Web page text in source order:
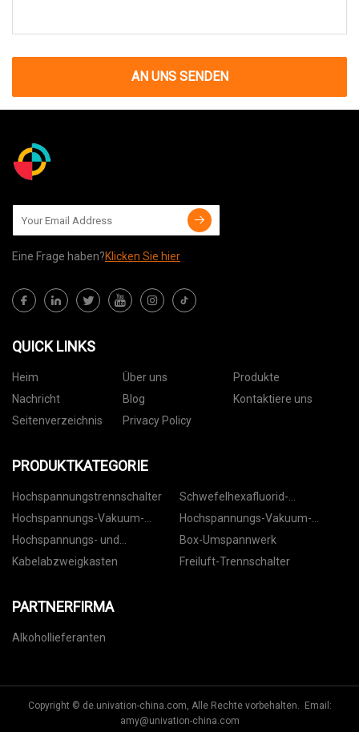
AN UNS SENDEN
Eine Frage haben?Klicken Sie hier
QUICK LINKS
Heim Über uns
Produkte
Nachricht
Blog
Kontaktiere uns
Seitenverzeichnis
Privacy Policy
PRODUKTKATEGORIE
Hochspannungstrennschalter
Schwefelhexafluorid-
Leistungsschalter
Hochspannungs-Vakuum-
Leistungsschalter für den
Innenbereich
Hochspannungs-Vakuum-
Leistungsschalter für den
Außenbereich
Hochspannungs- und
Niederspannungsschaltanlagen
Box-Umspannwerk
Kabelabzweigkasten
Freiluft-Trennschalter
PARTNERFIRMA
Alkohollieferanten
Copyright © de.univation-china.com, Alle Rechte vorbehalten. Email:
amy@univation-china.com